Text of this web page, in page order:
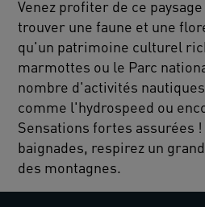
Venez profiter de ce
trouver une faune et une
qu'un patrimoine culturel
marmottes ou le Parc
nombre d'activités
comme l'hydrospeed ou
Sensations fortes assurées
baignades, respirez un
des montagnes.